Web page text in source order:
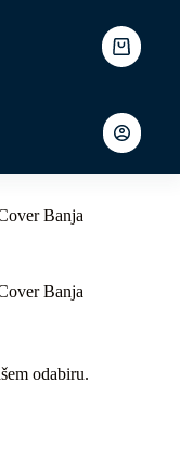
Shopping
cart
Banja
Banja
odabiru.